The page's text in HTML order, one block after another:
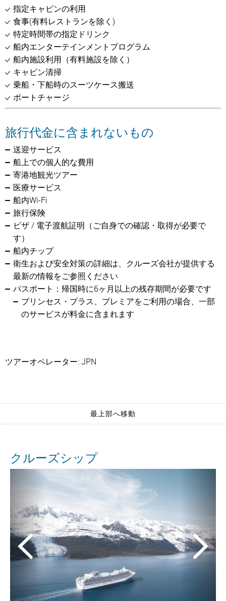
指定キャビンの利用
食事(有料レストランを除く)
特定時間帯の指定ドリンク
船内エンターテインメントプログラム
船内施設利用（有料施設を除く）
キャビン清掃
乗船・下船時のスーツケース搬送
ポートチャージ
旅行代金に含まれないもの
送迎サービス
船上での個人的な費用
寄港地観光ツアー
医療サービス
船内Wi-Fi
旅行保険
ビザ / 電子渡航証明（ご自身での確認・取得が必要で
す）
船内チップ
衛生および安全対策の詳細は、クルーズ会社が提供する
最新の情報をご参照ください
パスポート：帰国時に6ヶ月以上の残存期間が必要です
プリンセス・プラス、プレミアをご利用の場合、一部
のサービスが料金に含まれます
ツアーオペレーター: JPN
最上部へ移動
クルーズシップ